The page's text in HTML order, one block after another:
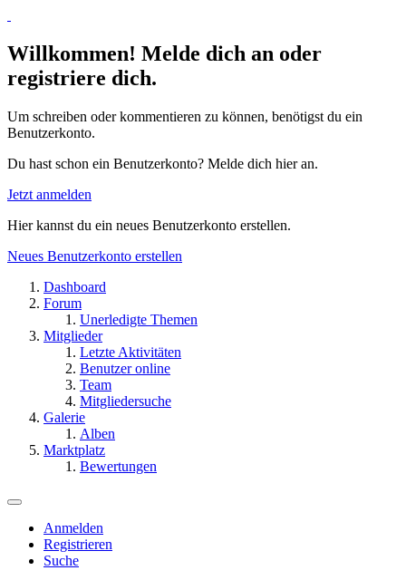
Willkommen! Melde dich an oder
registriere dich.
Um schreiben oder kommentieren zu können, benötigst du ein
Benutzerkonto.
Du hast schon ein Benutzerkonto? Melde dich hier an.
Jetzt anmelden
Hier kannst du ein neues Benutzerkonto erstellen.
Neues Benutzerkonto erstellen
Dashboard
Forum
Unerledigte Themen
Mitglieder
Letzte Aktivitäten
Benutzer online
Team
Mitgliedersuche
Galerie
Alben
Marktplatz
Bewertungen
Anmelden
Registrieren
Suche